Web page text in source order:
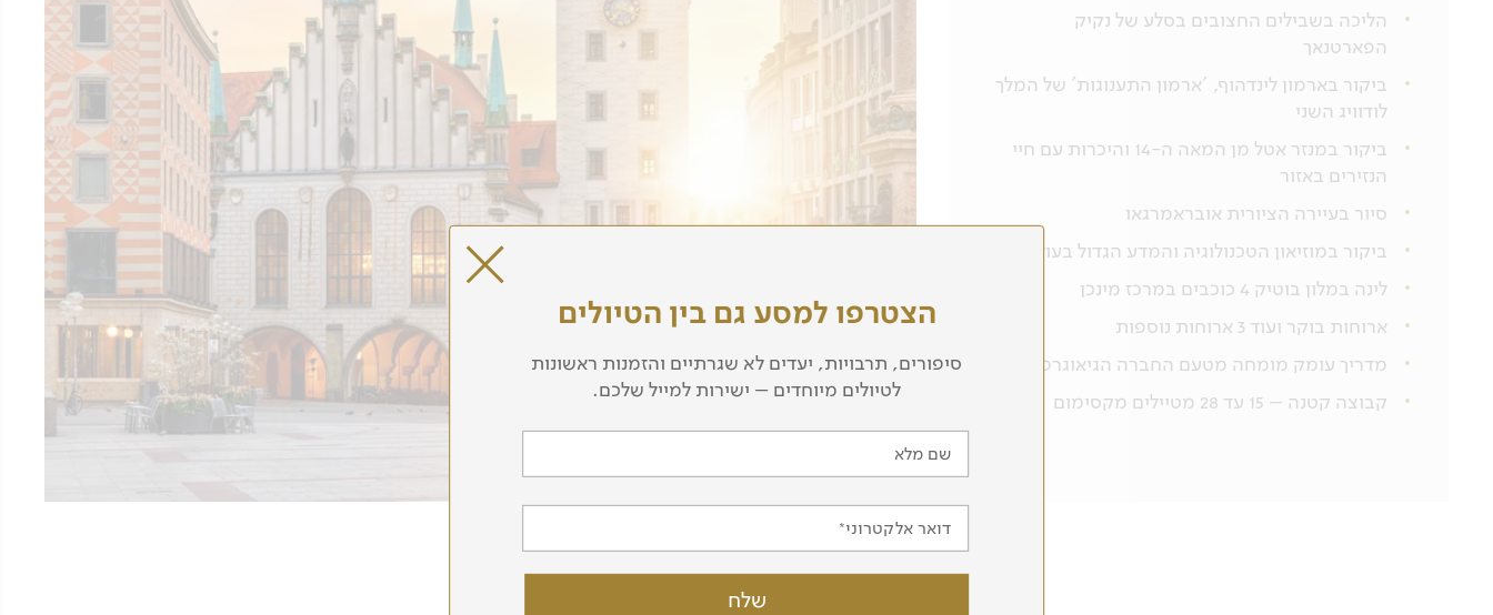
הליכה בשבילים החצובים בסלע של נקיק
הפארטנאך
ביקור בארמון לינדהוף, 'ארמון התענוגות' של המלך
לודוויג השני
ביקור במנזר אטל מן המאה ה-14 והיכרות עם חיי
הנזירים באזור
סיור בעיירה הציורית אובראמרגאו
ביקור במוזיאון הטכנולוגיה והמדע הגדול בעולם
לינה במלון בוטיק 4 כוכבים במרכז מינכן
ארוחות בוקר ועוד 3 ארוחות נוספות
מדריך עומק מומחה מטעם החברה הגיאוגרפית
קבוצה קטנה – 15 עד 28 מטיילים מקסימום
מסלול הטיול
הצטרפו למסע גם בין הטיולים
סיפורים, תרבויות, יעדים לא שגרתיים והזמנות ראשונות
לטיולים מיוחדים – ישירות למייל שלכם.
שם מלא
דואר אלקטרוני